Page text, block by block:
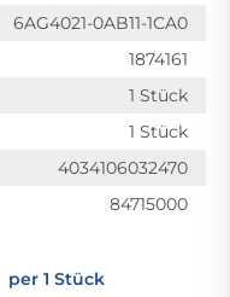
6AG4021-0AB11-1CA0
1874161
1 Stück
1 Stück
4034106032470
84715000
per 1 Stück